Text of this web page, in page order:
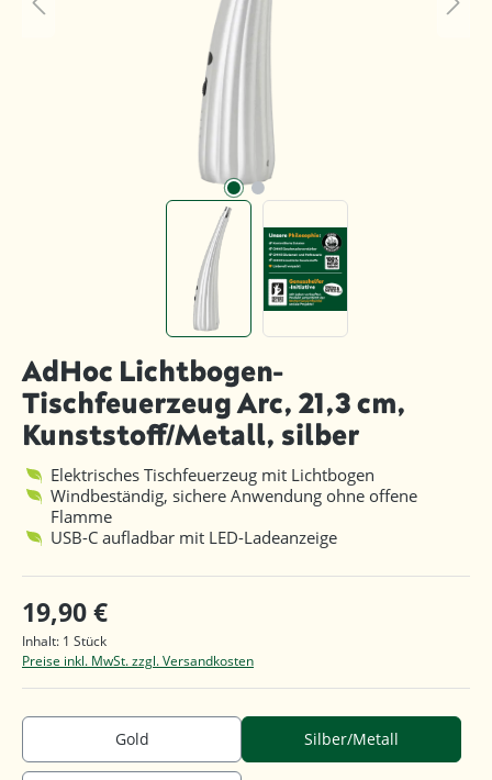
AdHoc Lichtbogen-
Tischfeuerzeug Arc, 21,3 cm,
Kunststoff/Metall, silber
Elektrisches Tischfeuerzeug mit Lichtbogen
Windbeständig, sichere Anwendung ohne offene
Flamme
USB-C aufladbar mit LED-Ladeanzeige
19,90 €
Inhalt: 1 Stück
Preise inkl. MwSt. zzgl. Versandkosten
Gold Silber/Metall